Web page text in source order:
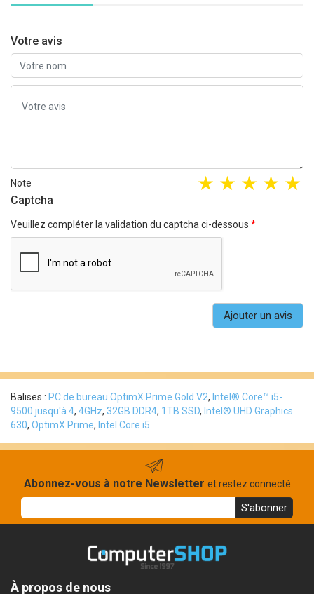
Votre avis
Note
Captcha
Veuillez compléter la validation du captcha ci-dessous
Ajouter un avis
Balises : PC de bureau OptimX Prime Gold V2, Intel® Core™ i5-
9500 jusqu'à 4, 4GHz, 32GB DDR4, 1TB SSD, Intel® UHD Graphics
630, OptimX Prime, Intel Core i5
Abonnez-vous à notre Newsletter et restez connecté
S'abonner
À propos de nous